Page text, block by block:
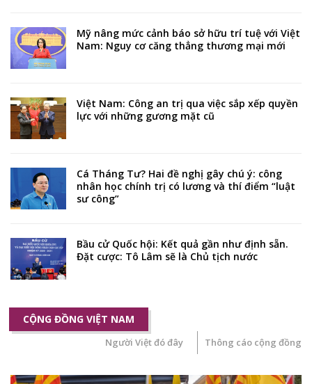
Mỹ nâng mức cảnh báo sở hữu trí tuệ với Việt
Nam: Nguy cơ căng thẳng thương mại mới
Việt Nam: Công an trị qua việc sắp xếp quyền
lực với những gương mặt cũ
Cá Tháng Tư? Hai đề nghị gây chú ý: công
nhân học chính trị có lương và thí điểm “luật
sư công”
Bầu cử Quốc hội: Kết quả gần như định sẵn.
Đặt cược: Tô Lâm sẽ là Chủ tịch nước
CỘNG ĐỒNG VIỆT NAM
Người Việt đó đây Thông cáo cộng đồng